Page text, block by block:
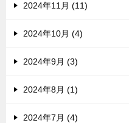
2024年11月 (11)
2024年10月 (4)
2024年9月 (3)
2024年8月 (1)
2024年7月 (4)